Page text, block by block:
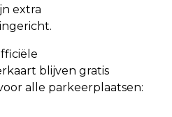
extra
blijven gratis
alle parkeerplaatsen: